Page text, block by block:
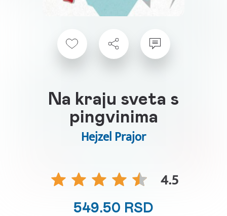
Na kraju sveta s
pingvinima
Hejzel Prajor
4.5
549.50 RSD